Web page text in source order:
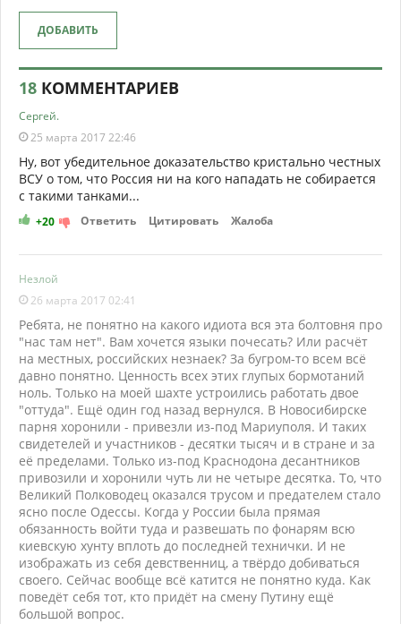
ДОБАВИТЬ
18 КОММЕНТАРИЕВ
Сергей.
25 марта 2017 22:46
Ну, вот убедительное доказательство кристально честных
ВСУ о том, что Россия ни на кого нападать не собирается
с такими танками...
+20 Ответить Цитировать Жалоба
Незлой
26 марта 2017 02:41
Ребята, не понятно на какого идиота вся эта болтовня про
"нас там нет". Вам хочется языки почесать? Или расчёт
на местных, российских незнаек? За бугром-то всем всё
давно понятно. Ценность всех этих глупых бормотаний
ноль. Только на моей шахте устроились работать двое
"оттуда". Ещё один год назад вернулся. В Новосибирске
парня хоронили - привезли из-под Мариуполя. И таких
свидетелей и участников - десятки тысяч и в стране и за
её пределами. Только из-под Краснодона десантников
привозили и хоронили чуть ли не четыре десятка. То, что
Великий Полководец оказался трусом и предателем стало
ясно после Одессы. Когда у России была прямая
обязанность войти туда и развешать по фонарям всю
киевскую хунту вплоть до последней технички. И не
изображать из себя девственниц, а твёрдо добиваться
своего. Сейчас вообще всё катится не понятно куда. Как
поведёт себя тот, кто придёт на смену Путину ещё
большой вопрос.